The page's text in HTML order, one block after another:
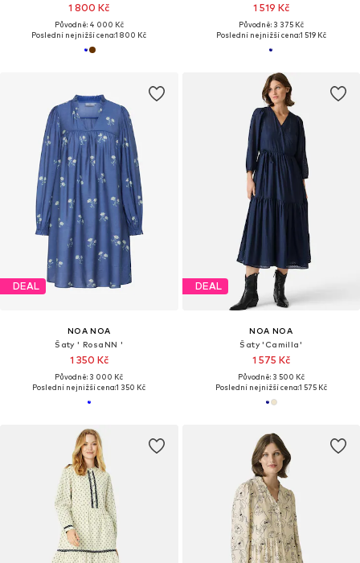
1 800 Kč
Původně: 4 000 Kč
Poslední nejnižší cena:1 800 Kč
1 519 Kč
Původně: 3 375 Kč
Poslední nejnižší cena:1 519 Kč
DEAL
NOA NOA
Šaty ' RosaNN '
1 350 Kč
Původně: 3 000 Kč
Poslední nejnižší cena:1 350 Kč
DEAL
NOA NOA
Šaty 'Camilla'
1 575 Kč
Původně: 3 500 Kč
Poslední nejnižší cena:1 575 Kč